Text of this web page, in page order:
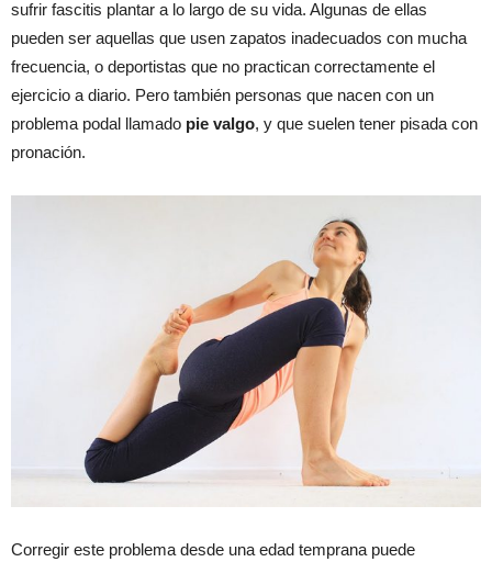
sufrir fascitis plantar a lo largo de su vida. Algunas de ellas
pueden ser aquellas que usen zapatos inadecuados con mucha
frecuencia, o deportistas que no practican correctamente el
ejercicio a diario. Pero también personas que nacen con un
problema podal llamado pie valgo, y que suelen tener pisada con
pronación.
Corregir este problema desde una edad temprana puede